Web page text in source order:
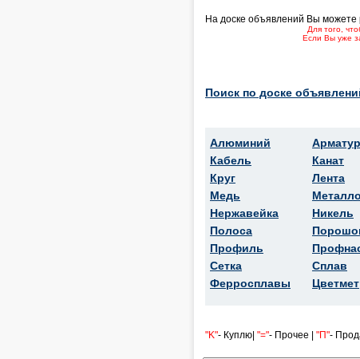
На доске объявлений Вы можете
Для того,
Если Вы уже
Поиск по доске
Алюминий
Кабель
Круг
Медь
Нержавейка
Полоса
Профиль
Сетка
Ферросплавы
Канат
Лента
Никель
Сплав
Цветмет
"K"- Куплю| "="- Прочее | "П"-